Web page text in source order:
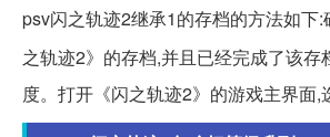
psv闪之轨迹2继承1的存档的方法如下
之轨迹2》的存档,并且已经完成了该存
度。打开《闪之轨迹2》的游戏主界面,